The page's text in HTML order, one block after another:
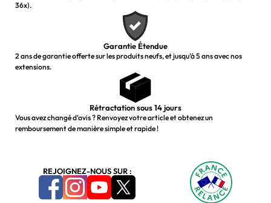
36x).
Garantie Étendue
2 ans de garantie offerte sur les produits neufs, et jusqu’à 5 ans avec nos
extensions.
Rétractation sous 14 jours
Vous avez changé d’avis ? Renvoyez votre article et obtenez un
remboursement de manière simple et rapide !
REJOIGNEZ-NOUS SUR :